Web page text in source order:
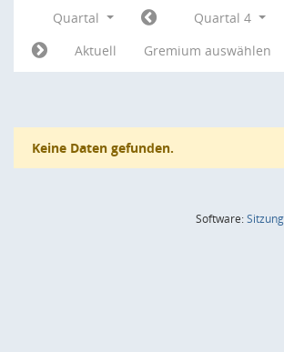
Quartal Quartal 4
Aktuell
Gremium auswählen
Keine Daten gefunden.
Software: